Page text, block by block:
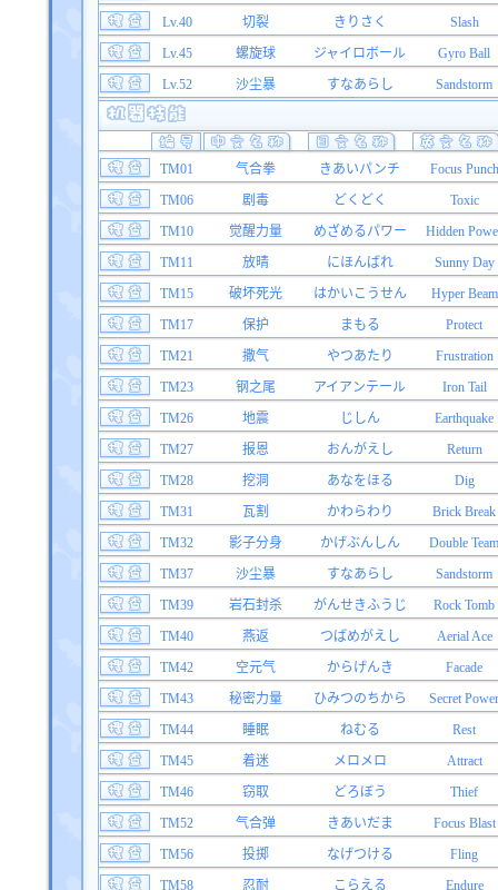
Lv.40
切裂 きりさく
Slash
Lv.45
螺旋球 ジャイロボール
Gyro Ball
Lv.52
沙尘暴 すなあらし Sandstorm
TM01 气合拳 きあいパンチ
Focus Punch
TM06
剧毒 どくどく
Toxic
TM10
觉醒力量 めざめるパワー
Hidden
TM11
放晴 にほんばれ
Sunny Day
TM15
破坏死光 はかいこうせん
Hyper Beam
TM17
保护 まもる
Protect
TM21
撒气 やつあたり
Frustration
TM23
钢之尾 アイアンテール
Iron Tail
TM26
地震 じしん
Earthquake
TM27
报恩 おんがえし
Return
TM28
挖洞 あなをほる
Dig
TM31
瓦割 かわらわり
Brick Break
TM32
影子分身 かげぶんしん
Double Team
TM37
沙尘暴 すなあらし
Sandstorm
TM39
岩石封杀 がんせきふうじ
Rock Tomb
TM40
燕返 つばめがえし
Aerial Ace
TM42
空元气 からげんき
Facade
TM43
秘密力量 ひみつのちから
Secret Power
TM44
睡眠 ねむる
Rest
TM45
着迷 メロメロ
Attract
TM46
窃取 どろぼう
Thief
TM52
气合弹 きあいだま
Focus Blast
TM56
投掷 なげつける
Fling
TM58
忍耐 こらえる Endure